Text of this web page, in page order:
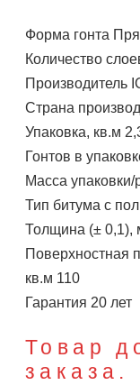
Форма гонта
Количество
Производитель
Страна
Упаковка, кв.м
Гонтов в
Масса упаковки/
Тип битума с
Толщина (± 0,1),
Поверхностная
кв.м 110
Гарантия 20 лет
Товар
заказа.